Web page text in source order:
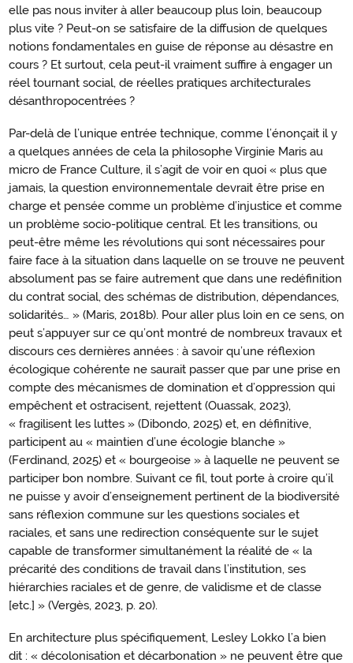
elle pas nous inviter à aller beaucoup plus loin, beaucoup
plus vite ? Peut-on se satisfaire de la diffusion de quelques
notions fondamentales en guise de réponse au désastre en
cours ? Et surtout, cela peut-il vraiment suffire à engager un
réel tournant social, de réelles pratiques architecturales
désanthropocentrées ?
Par-delà de l’unique entrée technique, comme l’énonçait il y
a quelques années de cela la philosophe Virginie Maris au
micro de France Culture, il s’agit de voir en quoi « plus que
jamais, la question environnementale devrait être prise en
charge et pensée comme un problème d’injustice et comme
un problème socio-politique central. Et les transitions, ou
peut-être même les révolutions qui sont nécessaires pour
faire face à la situation dans laquelle on se trouve ne peuvent
absolument pas se faire autrement que dans une redéfinition
du contrat social, des schémas de distribution, dépendances,
solidarités… » (Maris, 2018b). Pour aller plus loin en ce sens, on
peut s’appuyer sur ce qu’ont montré de nombreux travaux et
discours ces dernières années : à savoir qu’une réflexion
écologique cohérente ne saurait passer que par une prise en
compte des mécanismes de domination et d’oppression qui
empêchent et ostracisent, rejettent (Ouassak, 2023),
« fragilisent les luttes » (Dibondo, 2025) et, en définitive,
participent au « maintien d’une écologie blanche »
(Ferdinand, 2025) et « bourgeoise » à laquelle ne peuvent se
participer bon nombre. Suivant ce fil, tout porte à croire qu’il
ne puisse y avoir d’enseignement pertinent de la biodiversité
sans réflexion commune sur les questions sociales et
raciales, et sans une redirection conséquente sur le sujet
capable de transformer simultanément la réalité de « la
précarité des conditions de travail dans l’institution, ses
hiérarchies raciales et de genre, de validisme et de classe
[etc.] » (Vergès, 2023, p. 20).
En architecture plus spécifiquement, Lesley Lokko l’a bien
dit : « décolonisation et décarbonation » ne peuvent être que